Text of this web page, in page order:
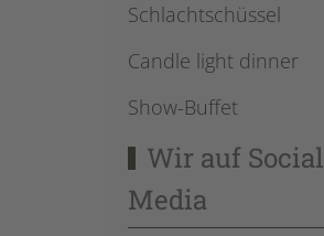
Schlachtschüssel
Candle light dinner
Show-Buffet
Wir auf Social
Media